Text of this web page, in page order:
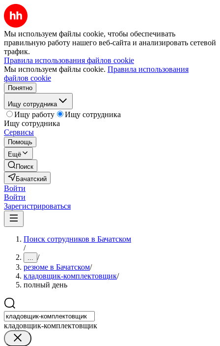
Мы используем файлы cookie, чтобы обеспечивать
правильную работу нашего веб-сайта и анализировать сетевой
трафик.
Правила использования файлов cookie
Мы используем файлы cookie. Правила использования
файлов cookie
Понятно
Ищу сотрудника
Ищу работу
Ищу сотрудника
Ищу сотрудника
Сервисы
Помощь
Ещё
Поиск
Бачатский
Войти
Войти
Зарегистрироваться
Поиск сотрудников в Бачатском
/
... /
резюме в Бачатском/
кладовщик-комплектовщик/
полный день
кладовщик-комплектовщик